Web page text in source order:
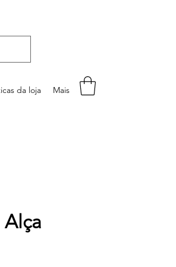
da loja Mais